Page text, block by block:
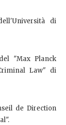
di
"Max Planck
Law" di
de Direction